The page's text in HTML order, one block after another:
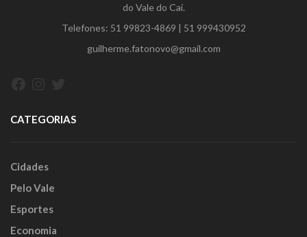
do Vale do Caí.
Telefones: 51 99823-4869 | 51 999430952
guilherme.fatonovo@gmail.com
CATEGORIAS
Cidades
Pelo Vale
Esportes
Economia